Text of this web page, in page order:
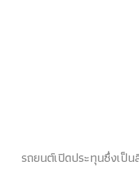
รถยนต์เปิดประทุนซึ่งเป็